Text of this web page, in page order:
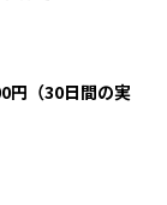
円（30日間の実